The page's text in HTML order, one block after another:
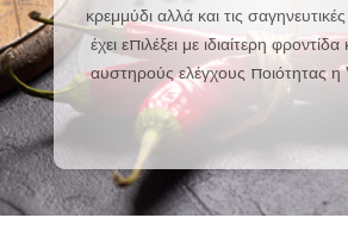
κρεμμύδι αλλά και τις
έχει επιλέξει με ιδιαίτερη φροντίδα
αυστηρούς ελέγχους ποιότητας